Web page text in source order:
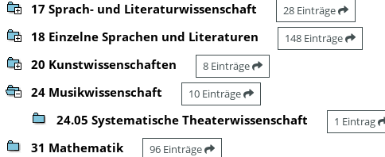
17 Sprach- und Literaturwissenschaft 28 Einträge
18 Einzelne Sprachen und Literaturen 148 Einträge
20 Kunstwissenschaften 8 Einträge
24 Musikwissenschaft 10 Einträge
24.05 Systematische Theaterwissenschaft 1 Eintrag
31 Mathematik 96 Einträge